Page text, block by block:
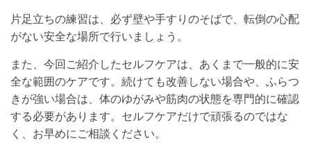
片足立ちの練習は、必ず壁や手すりのそばで、転倒の心配
がない安全な場所で行いましょう。
また、今回ご紹介したセルフケアは、あくまで一般的に安
全な範囲のケアです。続けても改善しない場合や、ふらつ
きが強い場合は、体のゆがみや筋肉の状態を専門的に確認
する必要があります。セルフケアだけで頑張るのではな
く、お早めにご相談ください。